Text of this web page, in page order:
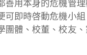
用本身的危機管
即時啓動危機小
體、校董、校友